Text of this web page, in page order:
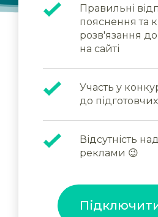
Правильні
пояснення та
розв'язання до
на сайті
Участь у
до
Відсутність
реклами 😉